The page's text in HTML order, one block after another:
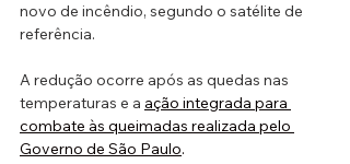
novo de incêndio, segundo o satélite de
referência.
A redução ocorre após as quedas nas
temperaturas e a ação integrada para
combate às queimadas realizada pelo
Governo de São Paulo.